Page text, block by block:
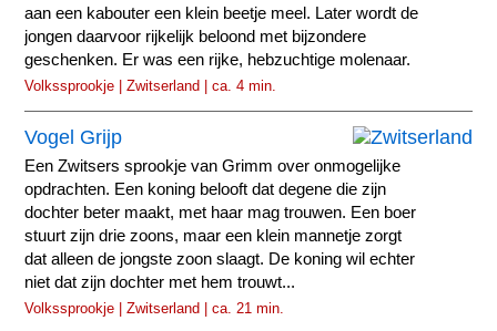
aan een kabouter een klein beetje meel. Later wordt de
jongen daarvoor rijkelijk beloond met bijzondere
geschenken. Er was een rijke, hebzuchtige molenaar.
Volkssprookje | Zwitserland | ca. 4 min.
Vogel Grijp
Een Zwitsers sprookje van Grimm over onmogelijke
opdrachten. Een koning belooft dat degene die zijn
dochter beter maakt, met haar mag trouwen. Een boer
stuurt zijn drie zoons, maar een klein mannetje zorgt
dat alleen de jongste zoon slaagt. De koning wil echter
niet dat zijn dochter met hem trouwt...
Volkssprookje | Zwitserland | ca. 21 min.